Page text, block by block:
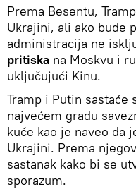
Prema Besentu,
Ukrajini, ali ako bude
administracija ne
pritiska na Moskvu i
uključujući Kinu.
Tramp i Putin sastaće
najvećem gradu
kuće kao je naveo da
Ukrajini. Prema
sastanak kako bi se
sporazum.